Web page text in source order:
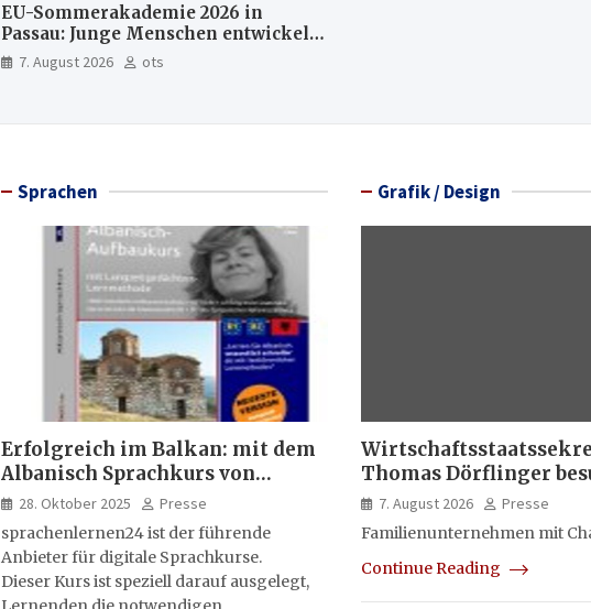
EU-Sommerakademie 2026 in
Passau: Junge Menschen entwickeln
Ideen für Europas Zukunft
7. August 2026 ots
Sprachen
Erfolgreich im Balkan: mit dem
Albanisch Sprachkurs von
sprachenlernen24
28. Oktober 2025
Presse
sprachenlernen24 ist der führende
Anbieter für digitale Sprachkurse.
Dieser Kurs ist speziell darauf ausgelegt,
Grafik / Design
Thomas Dörflinger
Handwerksbetrieb im
Kammerbezirk Freiburg
7. August 2026
Presse
Familienunternehmen mit
Continue Reading